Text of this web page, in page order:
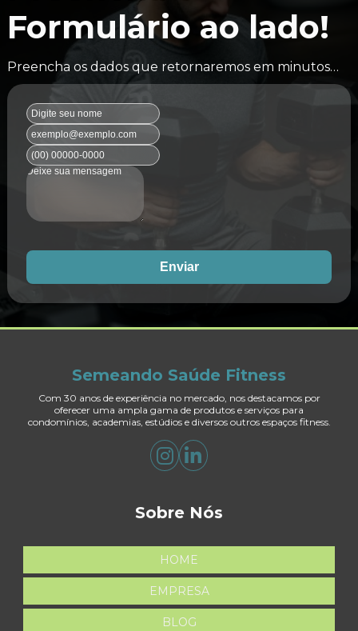
Formulário ao lado!
Preencha os dados que retornaremos em minutos…
Enviar
Semeando Saúde Fitness
Com 30 anos de experiência no mercado, nos destacamos por
oferecer uma ampla gama de produtos e serviços para
condomínios, academias, estúdios e diversos outros espaços fitness.
Sobre Nós
HOME
EMPRESA
BLOG